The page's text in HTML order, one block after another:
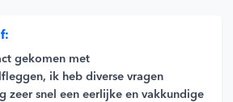
gekomen met
ik heb diverse vragen
zeer snel een eerlijke en vakkundige